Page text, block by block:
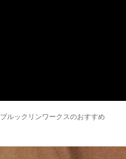
ブルックリンワークスのおすすめ